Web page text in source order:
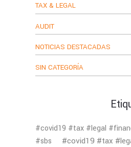
TAX & LEGAL
AUDIT
NOTICIAS DESTACADAS
SIN CATEGORÍA
#covid19 #tax #legal
#sbs
#covid19 #tax